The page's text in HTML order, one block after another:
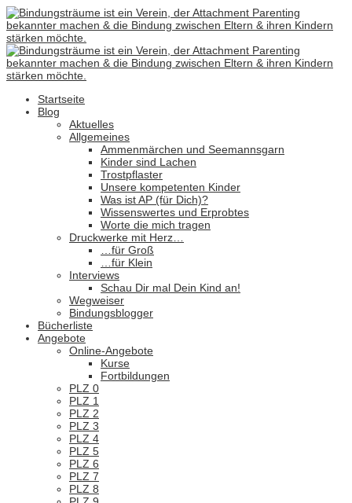
Startseite
Blog
Aktuelles
Allgemeines
Ammenmärchen und Seemannsgarn
Kinder sind Lachen
Trostpflaster
Unsere kompetenten Kinder
Was ist AP (für Dich)?
Wissenswertes und Erprobtes
Worte die mich tragen
Druckwerke mit Herz…
…für Groß
…für Klein
Interviews
Schau Dir mal Dein Kind an!
Wegweiser
Bindungsblogger
Bücherliste
Angebote
Online-Angebote
Kurse
Fortbildungen
PLZ 0
PLZ 1
PLZ 2
PLZ 3
PLZ 4
PLZ 5
PLZ 6
PLZ 7
PLZ 8